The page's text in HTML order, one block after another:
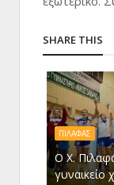
SHARE THIS
ΠΙΛΑΦΑΣ
O Χ.
γυναικείο